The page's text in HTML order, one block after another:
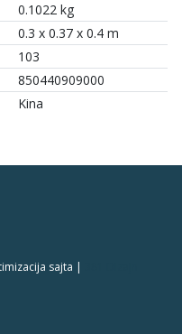
0.1022 kg
0.3 x 0.37 x 0.4 m
103
850440909000
Kina
sajta |